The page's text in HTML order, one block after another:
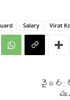
Salary Virat
వైరల్: